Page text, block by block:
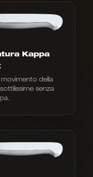
Kappa
della
senza